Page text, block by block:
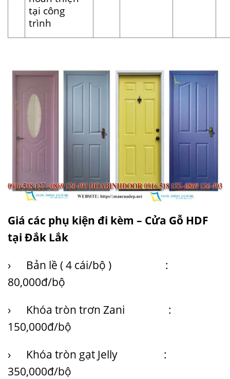
tại công
trình
Giá các phụ kiện đi kèm – Cửa Gỗ HDF
tại Đắk Lắk
› Bản lề ( 4 cái/bộ ) :
80,000đ/bộ
› Khóa tròn trơn Zani :
150,000đ/bộ
› Khóa tròn gạt Jelly :
350,000đ/bộ